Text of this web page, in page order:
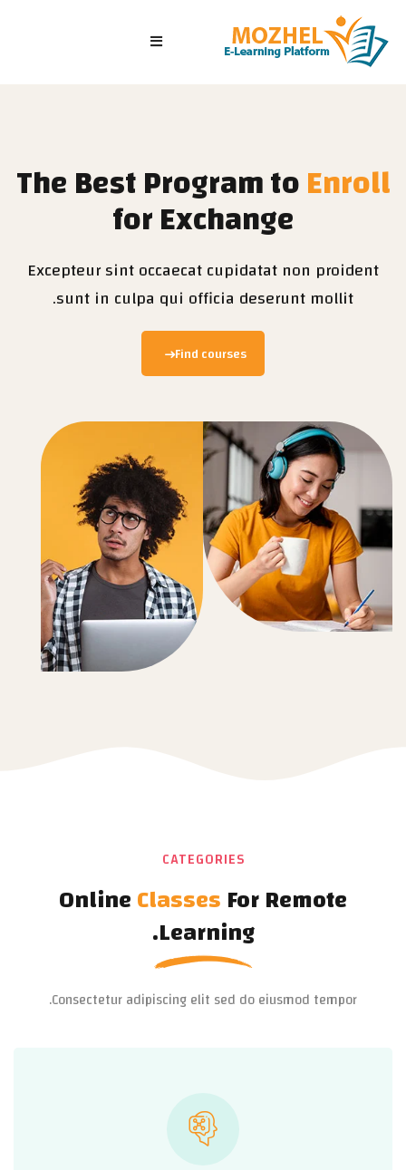
الاختبارات
الدخول/ تسجيل جديد
The BestProgram toEnroll
for Exchange
Excepteur sint occaecat cupidatat non proident
sunt in culpa qui officia deserunt mollit.
Find courses
CATEGORIES
OnlineClassesFor Remote
Learning.
Consectetur adipiscing elit sed do eiusmod tempor.